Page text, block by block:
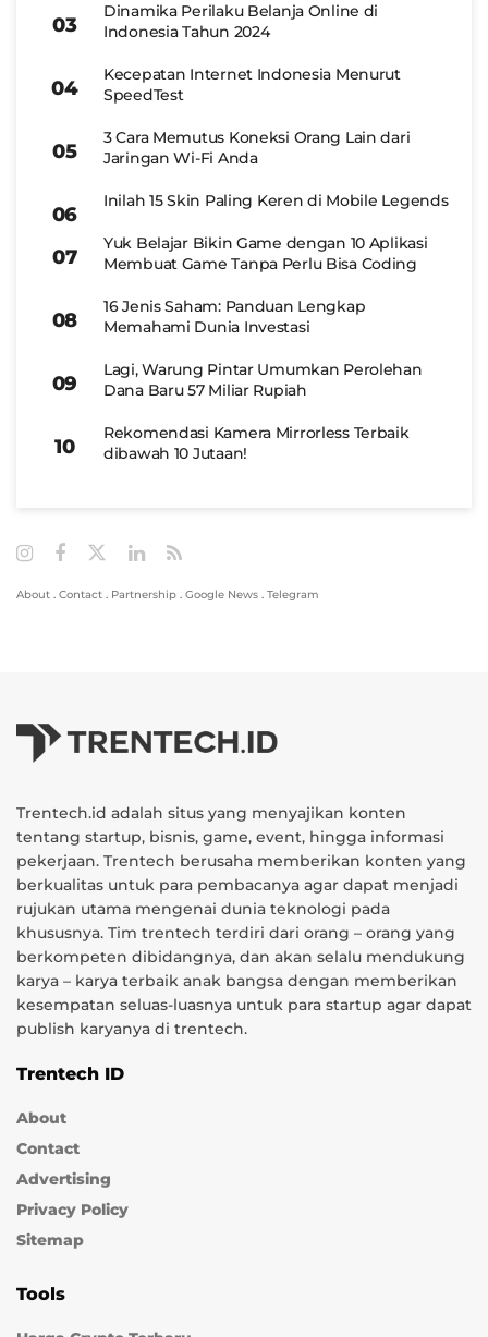
Dinamika Perilaku Belanja Online di
Indonesia Tahun 2024
Kecepatan Internet Indonesia Menurut
SpeedTest
3 Cara Memutus Koneksi Orang Lain dari
Jaringan Wi-Fi Anda
Inilah 15 Skin Paling Keren di Mobile Legends
Yuk Belajar Bikin Game dengan 10 Aplikasi
Membuat Game Tanpa Perlu Bisa Coding
16 Jenis Saham: Panduan Lengkap
Memahami Dunia Investasi
Lagi, Warung Pintar Umumkan Perolehan
Dana Baru 57 Miliar Rupiah
Rekomendasi Kamera Mirrorless Terbaik
dibawah 10 Jutaan!
About . Contact . Partnership . Google News . Telegram
Trentech.id adalah situs yang menyajikan konten
tentang startup, bisnis, game, event, hingga informasi
pekerjaan. Trentech berusaha memberikan konten yang
berkualitas untuk para pembacanya agar dapat menjadi
rujukan utama mengenai dunia teknologi pada
khususnya. Tim trentech terdiri dari orang – orang yang
berkompeten dibidangnya, dan akan selalu mendukung
karya – karya terbaik anak bangsa dengan memberikan
kesempatan seluas-luasnya untuk para startup agar dapat
publish karyanya di trentech.
Trentech ID
About
Contact
Advertising
Privacy Policy
Sitemap
Tools